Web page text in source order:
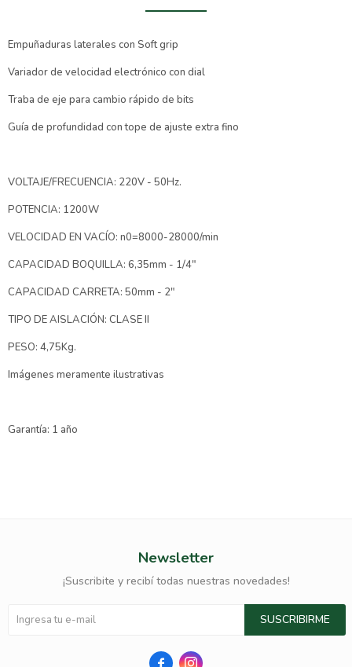
Empuñaduras laterales con Soft grip
Variador de velocidad electrónico con dial
Traba de eje para cambio rápido de bits
Guía de profundidad con tope de ajuste extra fino
VOLTAJE/FRECUENCIA: 220V - 50Hz.
POTENCIA: 1200W
VELOCIDAD EN VACÍO: n0=8000-28000/min
CAPACIDAD BOQUILLA: 6,35mm - 1/4"
CAPACIDAD CARRETA: 50mm - 2"
TIPO DE AISLACIÓN: CLASE II
PESO: 4,75Kg.
Imágenes meramente ilustrativas
Garantía: 1 año
Newsletter
¡Suscribite y recibí todas nuestras novedades!
SUSCRIBIRME
 